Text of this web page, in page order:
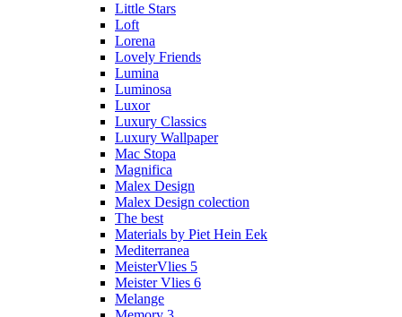
Little Stars
Loft
Lorena
Lovely Friends
Lumina
Luminosa
Luxor
Luxury Classics
Luxury Wallpaper
Mac Stopa
Magnifica
Malex Design
Malex Design colection
The best
Materials by Piet Hein Eek
Mediterranea
MeisterVlies 5
Meister Vlies 6
Melange